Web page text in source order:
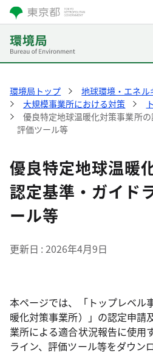
環境局トップ
地球環境・エネル
大規模事業所における対策
優良特定地球温暖化対策事業所
評価ツール等
優良特定地球温暖
認定基準・ガイド
ール等
更新日 2026年4月9日
本ページでは、「トップレベル
暖化対策事業所）」の認定申請
業所による適合状況報告に使用
ライン、評価ツール等をダウン